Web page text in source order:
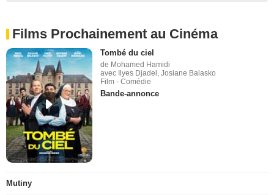
Films Prochainement au Cinéma
Tombé du ciel
de Mohamed Hamidi
avec Ilyes Djadel, Josiane Balasko
Film - Comédie
Bande-annonce
Mutiny